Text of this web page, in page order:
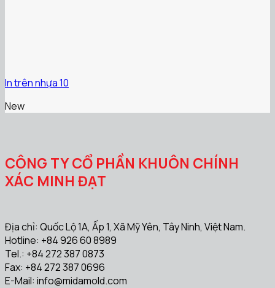
In trên nhựa 10
New
CÔNG TY CỔ PHẦN KHUÔN CHÍNH
XÁC MINH ĐẠT
Địa chỉ: Quốc Lộ 1A, Ấp 1, Xã Mỹ Yên, Tây Ninh, Việt Nam.
Hotline: +84 926 60 8989
Tel.: +84 272 387 0873
Fax: +84 272 387 0696
E-Mail: info@midamold.com